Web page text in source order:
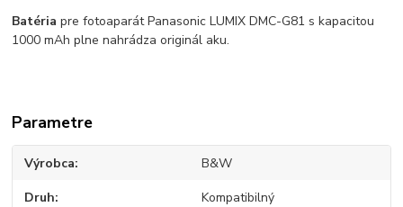
Batéria pre fotoaparát Panasonic LUMIX DMC-G81 s kapacitou
1000 mAh plne nahrádza originál aku.
Parametre
Výrobca B&W
Druh Kompatibilný